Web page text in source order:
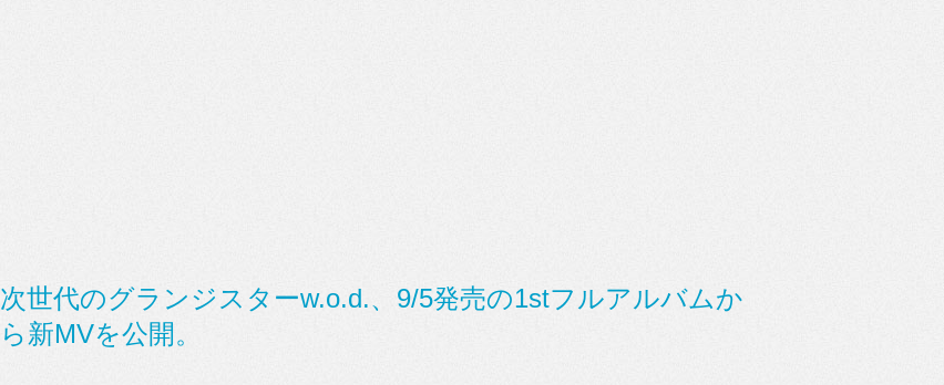
次世代のグランジスターw.o.d.、9/5発売の1stフルアルバムか
ら新MVを公開。